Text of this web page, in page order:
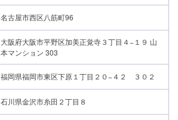
名古屋市西区八筋町96
大阪府大阪市平野区加美正覚寺３丁目４−１９ 山
本マンション 303
福岡県福岡市東区下原１丁目２０−４２ ３０２
石川県金沢市糸田２丁目８